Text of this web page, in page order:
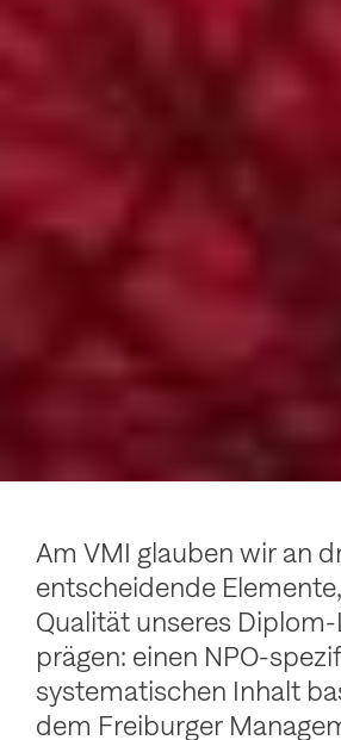
Am VMI glauben wir an
entscheidende
Qualität unseres
prägen: einen NPO-
systematischen Inhalt
dem Freiburger